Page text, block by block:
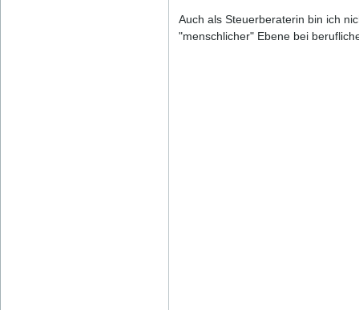
Auch als Steuerberaterin bin ich
"menschlicher" Ebene bei